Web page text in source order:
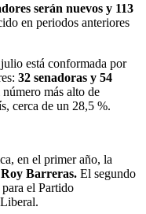
serán nuevos y 113
en periodos anteriores
está conformada por
32 senadoras y 54
número más alto de
cerca de un 28,5 %.
en el primer año, la
Roy Barreras. El segundo
el Partido